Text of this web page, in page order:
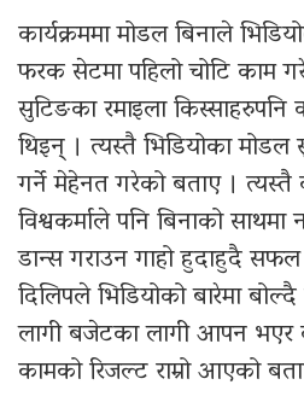
कार्यक्रममा मोडल बिनाले
फरक सेटमा पहिलो चोटि काम
सुटिङका रमाइला किस्साहरुपनि
थिइन् । त्यस्तै भिडियोका मोडल
गर्ने मेहेनत गरेको बताए । त्यस्तै
विश्वकर्माले पनि बिनाको
डान्स गराउन गाहो हुदाहुदै
दिलिपले भिडियोको बारेमा
लागी बजेटका लागी आपन भएर
कामको रिजल्ट राम्रो आएको